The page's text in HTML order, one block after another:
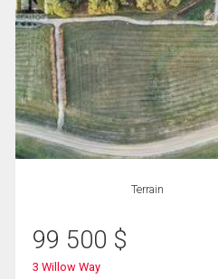
Terrain
99 500 $
3 Willow Way